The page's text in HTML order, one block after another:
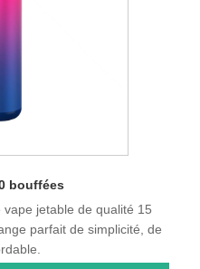
bouffées
jetable de qualité 15
parfait de simplicité, de